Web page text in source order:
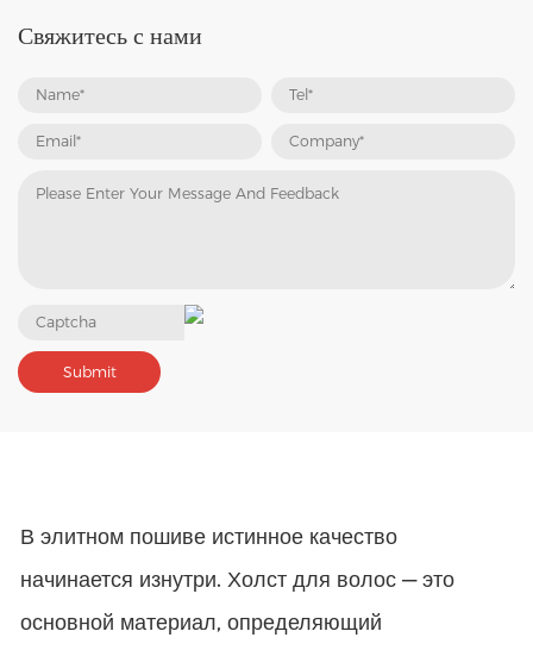
Свяжитесь с нами
В элитном пошиве истинное качество
начинается изнутри. Холст для волос — это
основной материал, определяющий